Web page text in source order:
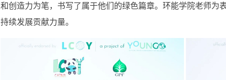
和创造力为笔，书写了属于他们的绿色篇章。环能学院老师为
持续发展贡献力量。